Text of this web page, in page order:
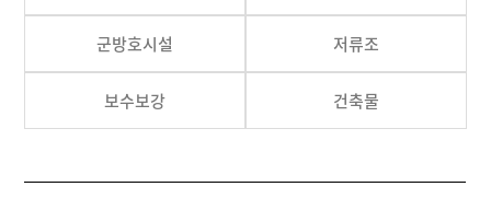
군방호시설 저류조
보수보강 건축물